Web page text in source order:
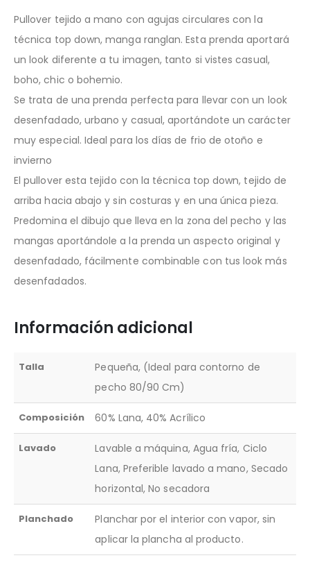
Pullover tejido a mano con agujas circulares con la
técnica top down, manga ranglan. Esta prenda aportará
un look diferente a tu imagen, tanto si vistes casual,
boho, chic o bohemio.
Se trata de una prenda perfecta para llevar con un look
desenfadado, urbano y casual, aportándote un carácter
muy especial. Ideal para los días de frio de otoño e
invierno
El pullover esta tejido con la técnica top down, tejido de
arriba hacia abajo y sin costuras y en una única pieza.
Predomina el dibujo que lleva en la zona del pecho y las
mangas aportándole a la prenda un aspecto original y
desenfadado, fácilmente combinable con tus look más
desenfadados.
Información adicional
Talla
Pequeña, (Ideal para contorno de
pecho 80/90 Cm)
Composición 60% Lana, 40% Acrílico
Lavado
Lavable a máquina, Agua fría, Ciclo
Lana, Preferible lavado a mano, Secado
horizontal, No secadora
Planchado
Planchar por el interior con vapor, sin
aplicar la plancha al producto.